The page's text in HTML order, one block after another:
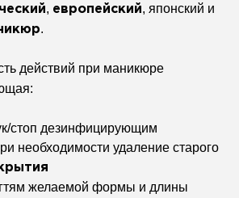
, европейский, японский и
.
действий при маникюре
стоп дезинфицирующим
необходимости удаление старого
желаемой формы и длины